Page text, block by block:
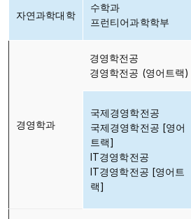
자연과학대학
수학과
프런티어과학학부
경영학과
경영학전공
경영학전공 (영어트랙)
국제경영학전공
국제경영학전공 [영어
트랙]
IT경영학전공
IT경영학전공 [영어트
랙]